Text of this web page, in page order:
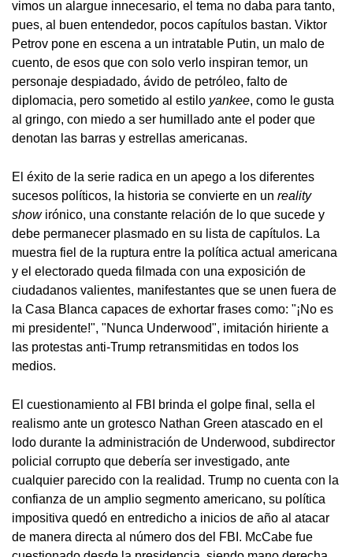
vimos un alargue innecesario, el tema no daba para tanto,
pues, al buen entendedor, pocos capítulos bastan. Viktor
Petrov pone en escena a un intratable Putin, un malo de
cuento, de esos que con solo verlo inspiran temor, un
personaje despiadado, ávido de petróleo, falto de
diplomacia, pero sometido al estilo yankee, como le gusta
al gringo, con miedo a ser humillado ante el poder que
denotan las barras y estrellas americanas.
El éxito de la serie radica en un apego a los diferentes
sucesos políticos, la historia se convierte en un reality
showirónico, una constante relación de lo que sucede y
debe permanecer plasmado en su lista de capítulos. La
muestra fiel de la ruptura entre la política actual americana
y el electorado queda filmada con una exposición de
ciudadanos valientes, manifestantes que se unen fuera de
la Casa Blanca capaces de exhortar frases como: "¡No es
mi presidente!", "Nunca Underwood", imitación hiriente a
las protestas anti-Trump retransmitidas en todos los
medios.
El cuestionamiento al FBI brinda el golpe final, sella el
realismo ante un grotesco Nathan Green atascado en el
lodo durante la administración de Underwood, subdirector
policial corrupto que debería ser investigado, ante
cualquier parecido con la realidad. Trump no cuenta con la
confianza de un amplio segmento americano, su política
impositiva quedó en entredicho a inicios de año al atacar
de manera directa al número dos del FBI. McCabe fue